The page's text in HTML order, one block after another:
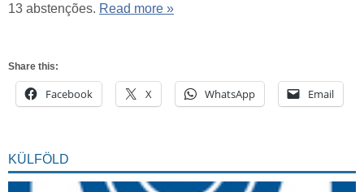
13 abstenções. Read more »
Share this:
Facebook X WhatsApp Email
KÜLFÖLD